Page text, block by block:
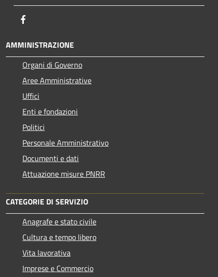
AMMINISTRAZIONE
Organi di Governo
Aree Amministrative
Uffici
Enti e fondazioni
Politici
Personale Amministrativo
Documenti e dati
Attuazione misure PNRR
CATEGORIE DI SERVIZIO
Anagrafe e stato civile
Cultura e tempo libero
Vita lavorativa
Imprese e Commercio